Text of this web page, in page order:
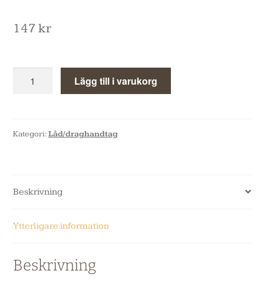
147kr
Lägg till i varukorg
Kategori:Låd/draghandtag
Beskrivning
Ytterligare information
Beskrivning